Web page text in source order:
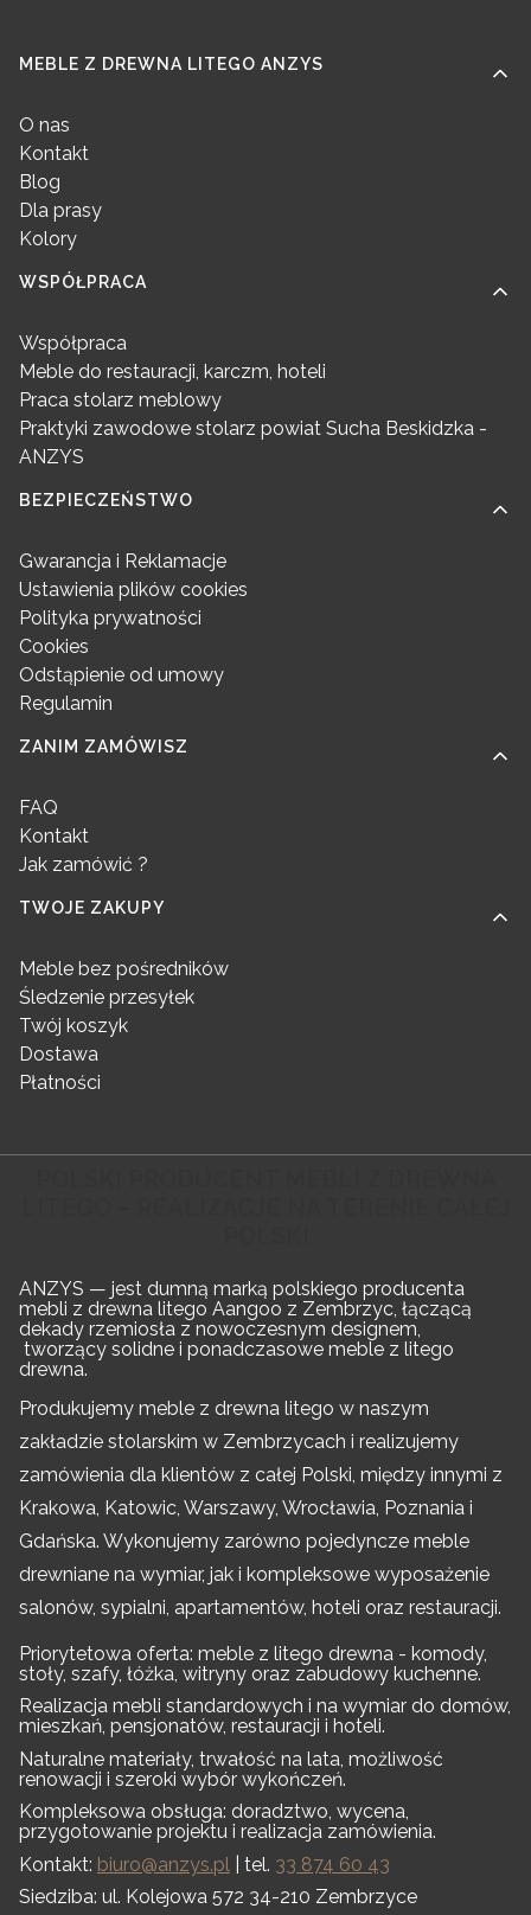
Linki w stopce
MEBLE Z DREWNA LITEGO ANZYS
O nas
Kontakt
Blog
Dla prasy
Kolory
WSPÓŁPRACA
Współpraca
Meble do restauracji, karczm, hoteli
Praca stolarz meblowy
Praktyki zawodowe stolarz powiat Sucha Beskidzka -
ANZYS
BEZPIECZEŃSTWO
Gwarancja i Reklamacje
Ustawienia plików cookies
Polityka prywatności
Cookies
Odstąpienie od umowy
Regulamin
ZANIM ZAMÓWISZ
FAQ
Kontakt
Jak zamówić ?
TWOJE ZAKUPY
Meble bez pośredników
Śledzenie przesyłek
Twój koszyk
Dostawa
Płatności
ANZYS — jest dumną marką polskiego producenta
mebli z drewna litego Aangoo z Zembrzyc, łączącą
dekady rzemiosła z nowoczesnym designem,
tworzący solidne i ponadczasowe meble z litego
drewna.
Produkujemy meble z drewna litego w naszym
zakładzie stolarskim w Zembrzycach i realizujemy
zamówienia dla klientów z całej Polski, między innymi z
Krakowa, Katowic, Warszawy, Wrocławia, Poznania i
Gdańska. Wykonujemy zarówno pojedyncze meble
drewniane na wymiar, jak i kompleksowe wyposażenie
salonów, sypialni, apartamentów, hoteli oraz restauracji.
Priorytetowa oferta: meble z litego drewna - komody,
stoły, szafy, łóżka, witryny oraz zabudowy kuchenne.
Realizacja mebli standardowych i na wymiar do domów,
mieszkań, pensjonatów, restauracji i hoteli.
Naturalne materiały, trwałość na lata, możliwość
renowacji i szeroki wybór wykończeń.
Kompleksowa obsługa: doradztwo, wycena,
przygotowanie projektu i realizacja zamówienia.
Kontakt: biuro@anzys.pl | tel. 33 874 60 43
Siedziba: ul. Kolejowa 572 34-210 Zembrzyce